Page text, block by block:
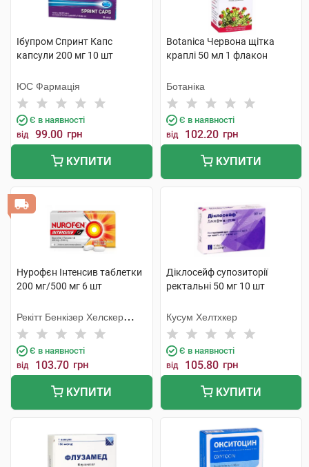
Ібупром Спринт Капс
капсули 200 мг 10 шт
ЮС Фармація
Є в наявності
від 99.00 грн
КУПИТИ
Botanica Червона щітка
краплі 50 мл 1 флакон
Ботаніка
Є в наявності
від 102.20 грн
КУПИТИ
Нурофєн Інтенсив таблетки
200 мг/500 мг 6 шт
Рекітт Бенкізер Хелскер
Інтернешнл
Є в наявності
від 103.70 грн
КУПИТИ
Діклосейф супозиторії
ректальні 50 мг 10 шт
Кусум Хелтхкер
Є в наявності
від 105.80 грн
КУПИТИ